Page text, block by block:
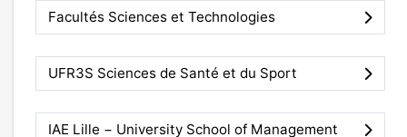
Facultés Sciences et Technologies
UFR3S Sciences de Santé et du Sport
IAE Lille − University School of Management